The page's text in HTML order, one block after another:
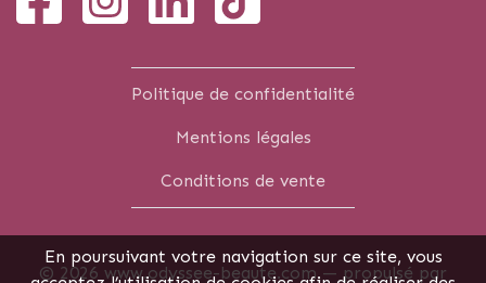
Politique de confidentialité
Mentions légales
Conditions de vente
© 2026 www.odyssee-beaute.com — propulsé par
En poursuivant votre navigation sur ce site, vous